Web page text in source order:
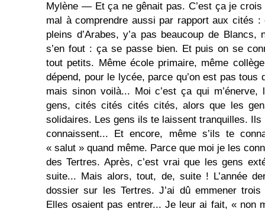
Mylène — Et ça ne gênait pas. C’est ça je
mal à comprendre aussi par rapport aux cités :
pleins d’Arabes, y’a pas beaucoup de Blancs,
s’en fout : ça se passe bien. Et puis on se
tout petits. Même école primaire, même
dépend, pour le lycée, parce qu’on est pas tous
mais sinon voilà... Moi c’est ça qui
gens, cités cités cités cités, alors que les
solidaires. Les gens ils te laissent tranquilles. Ils
connaissent... Et encore, même s’ils te
« salut » quand même. Parce que moi je les
des Tertres. Après, c’est vrai que les gens
suite... Mais alors, tout, de, suite ! L’année
dossier sur les Tertres. J’ai dû emmener
Elles osaient pas entrer... Je leur ai fait, « non